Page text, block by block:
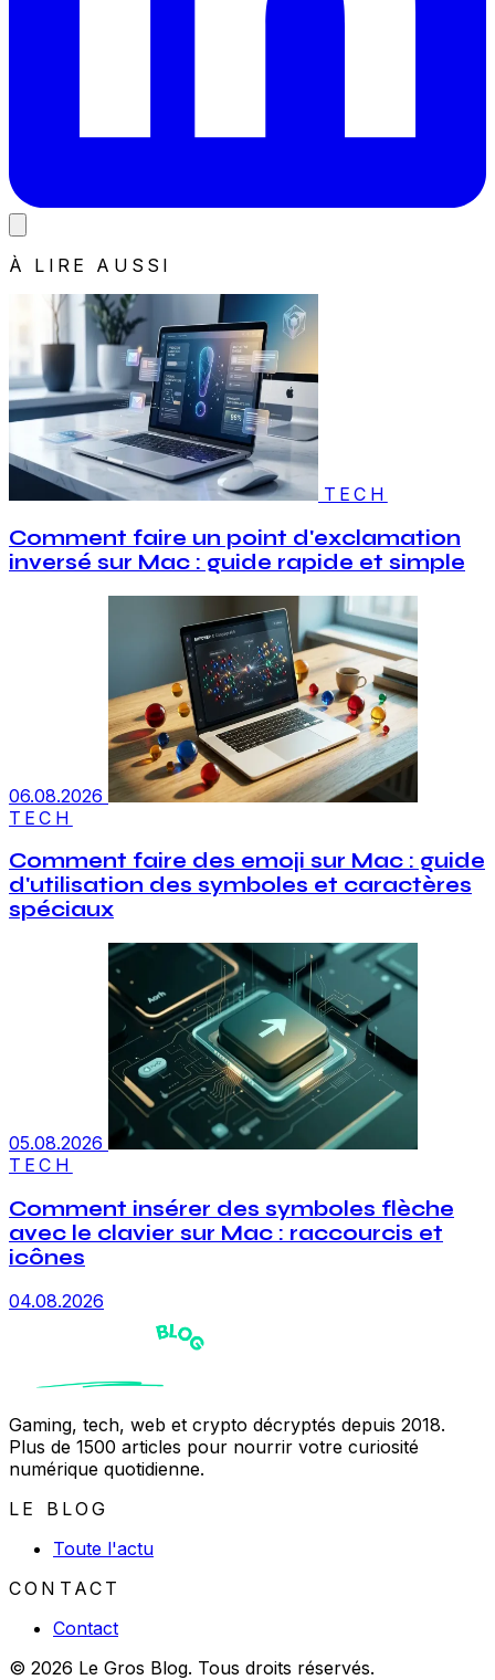
À LIRE AUSSI
TECH
Comment faire un point d'exclamation
inversé sur Mac : guide rapide et simple
06.08.2026
TECH
Comment faire des emoji sur Mac : guide
d'utilisation des symboles et caractères
spéciaux
05.08.2026
TECH
Comment insérer des symboles flèche
avec le clavier sur Mac : raccourcis et
icônes
04.08.2026
Gaming, tech, web et crypto décryptés depuis 2018.
Plus de 1500 articles pour nourrir votre curiosité
numérique quotidienne.
LE BLOG
Toute l'actu
CONTACT
Contact
© 2026 Le Gros Blog. Tous droits réservés.